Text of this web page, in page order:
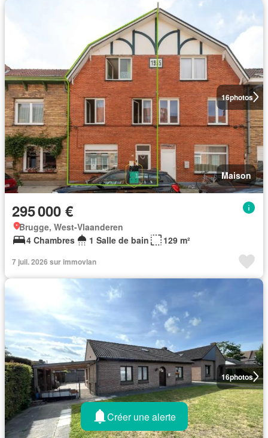
16photos
Maison
295 000 €
Brugge, West-Vlaanderen
4 Chambres
1 Salle de bain 129 m²
7 juil. 2026 sur immovlan
16photos
Créer une alerte